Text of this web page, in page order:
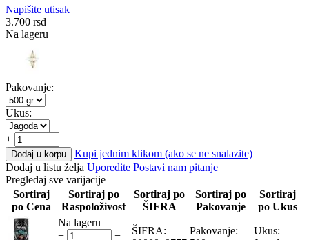
Napišite utisak
3.700 rsd
Na lageru
Pakovanje:
Ukus:
+ −
Dodaj u korpu
Kupi jednim klikom (ako se ne snalazite)
Dodaj u listu želja Uporedite Postavi nam pitanje
Pregledaj sve varijacije
Sortiraj
po Cena
Sortiraj po
Raspoloživost
Sortiraj po
ŠIFRA
Sortiraj po
Pakovanje
Sortiraj
po Ukus
Na lageru
+
−
ŠIFRA:
Pakovanje:
Ukus: